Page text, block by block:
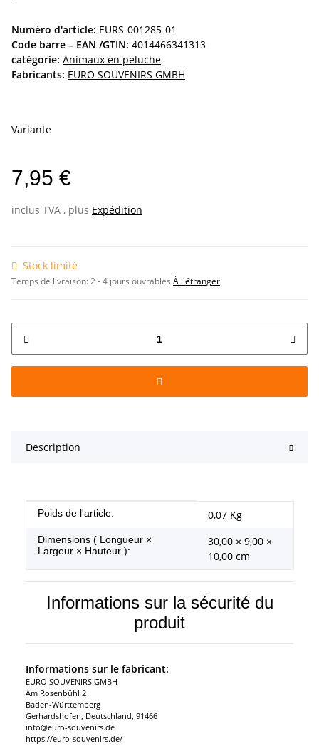
Numéro d'article: EURS-001285-01
Code barre – EAN /GTIN: 4014466341313
catégorie: Animaux en peluche
Fabricants: EURO SOUVENIRS GMBH
Variante
7,95 €
inclus TVA , plus Expédition
Stock limité
Temps de livraison:2 - 4 jours ouvrables À l'étranger
Description
#productDetails.itemInformation#
#productDetails.itemValue#
Poids de l'article: 0,07 Kg
Dimensions ( Longueur ×
Largeur × Hauteur ):
30,00 × 9,00 ×
10,00 cm
Informations sur la sécurité du
produit
Informations sur le fabricant:
EURO SOUVENIRS GMBH
Am Rosenbühl 2
Baden-Württemberg
Gerhardshofen, Deutschland, 91466
info@euro-souvenirs.de
https://euro-souvenirs.de/